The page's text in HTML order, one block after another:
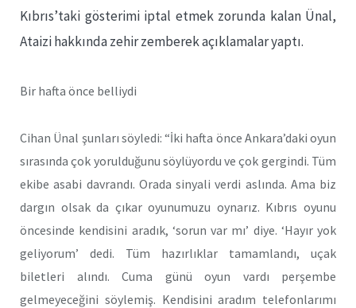
Kıbrıs’taki gösterimi iptal etmek zorunda kalan Ünal,
Ataizi hakkında zehir zemberek açıklamalar yaptı.
Bir hafta önce belliydi
Cihan Ünal şunları söyledi: “İki hafta önce Ankara’daki oyun
sırasında çok yorulduğunu söylüyordu ve çok gergindi. Tüm
ekibe asabi davrandı. Orada sinyali verdi aslında. Ama biz
dargın olsak da çıkar oyunumuzu oynarız. Kıbrıs oyunu
öncesinde kendisini aradık, ‘sorun var mı’ diye. ‘Hayır yok
geliyorum’ dedi. Tüm hazırlıklar tamamlandı, uçak
biletleri alındı. Cuma günü oyun vardı perşembe
gelmeyeceğini söylemiş. Kendisini aradım telefonlarımı